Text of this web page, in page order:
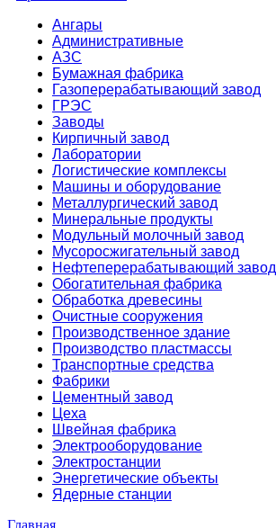
Ангары
Административные
АЗС
Бумажная фабрика
Газоперерабатывающий завод
ГРЭС
Заводы
Кирпичный завод
Лаборатории
Логистические комплексы
Машины и оборудование
Металлургический завод
Минеральные продукты
Модульный молочный завод
Мусоросжигательный завод
Нефтеперерабатывающий завод
Обогатительная фабрика
Обработка древесины
Очистные сооружения
Производственное здание
Производство пластмассы
Транспортные средства
Фабрики
Цементный завод
Цеха
Швейная фабрика
Электрооборудование
Электростанции
Энергетические объекты
Ядерные станции
Главная